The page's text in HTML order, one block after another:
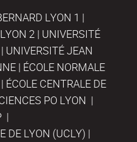
LYON 1 |
2 | UNIVERSITÉ
UNIVERSITÉ JEAN
| ÉCOLE NORMALE
ÉCOLE CENTRALE DE
PO LYON |
|
DE LYON (UCLY) |